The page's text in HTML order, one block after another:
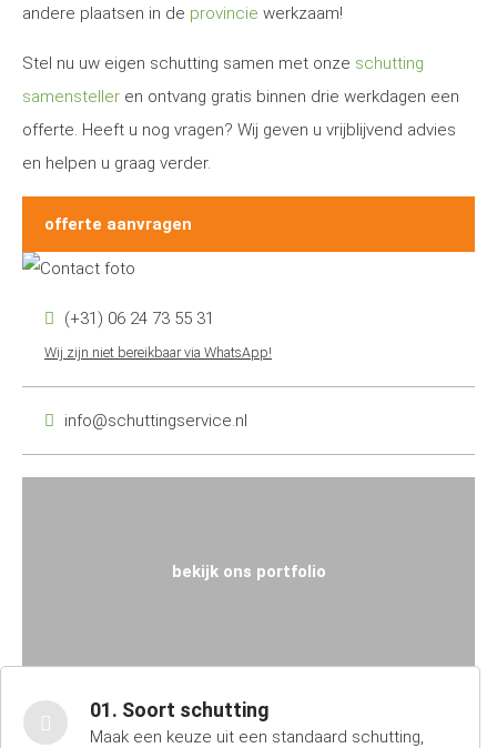
andere plaatsen in de provincie werkzaam!
Stel nu uw eigen schutting samen met onze schutting
samensteller en ontvang gratis binnen drie werkdagen een
offerte. Heeft u nog vragen? Wij geven u vrijblijvend advies
en helpen u graag verder.
offerte aanvragen
(+31) 06 24 73 55 31
Wij zijn niet bereikbaar via WhatsApp!
info@schuttingservice.nl
bekijk ons portfolio
01. Soort schutting
Maak een keuze uit een standaard schutting,